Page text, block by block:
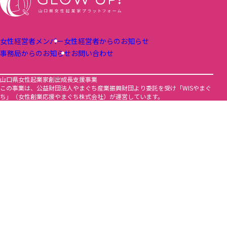
女性経営者メンバー女性経営者からのお知らせ
事務局からのお知らせお問い合わせ
山口県女性起業家創出成長支援事業
この事業は、公益財団法人やまぐち産業振興財団より委託を受け「WISやまぐ
ち」（女性創業応援やまぐち株式会社）が運営しています。